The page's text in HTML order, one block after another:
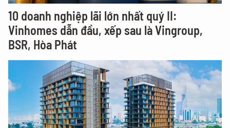
10 doanh nghiệp lãi lớn nhất quý II:
Vinhomes dẫn đầu, xếp sau là Vingroup,
BSR, Hòa Phát